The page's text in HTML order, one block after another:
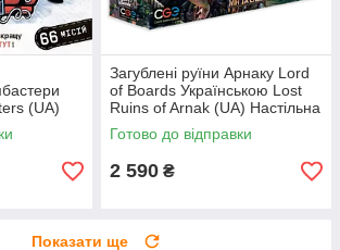
(UA)
Загублені руїни Арнаку Lord
of Boards Українською Lost
Ruins of Arnak (UA) Настільна
гра
Готово до відправки
2 590 ₴
Показати ще